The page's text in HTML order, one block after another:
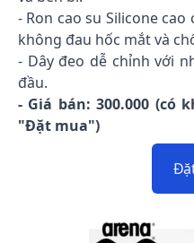
- Ron cao su Silicone
không đau hốc mắt và
- Dây đeo dễ chỉnh với
đầu.
- Giá bán: 300.000 (có
"Đặt mua")